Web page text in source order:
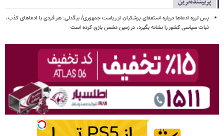
پس لرزه ادعاها درباره استعفای پزشکیان از ریاست جمهوری/ بیگدلی: هر فردی با ادعاهای کذب،
ثبات سیاسی کشور را نشانه بگیرد، در زمین دشمن بازی کرده است